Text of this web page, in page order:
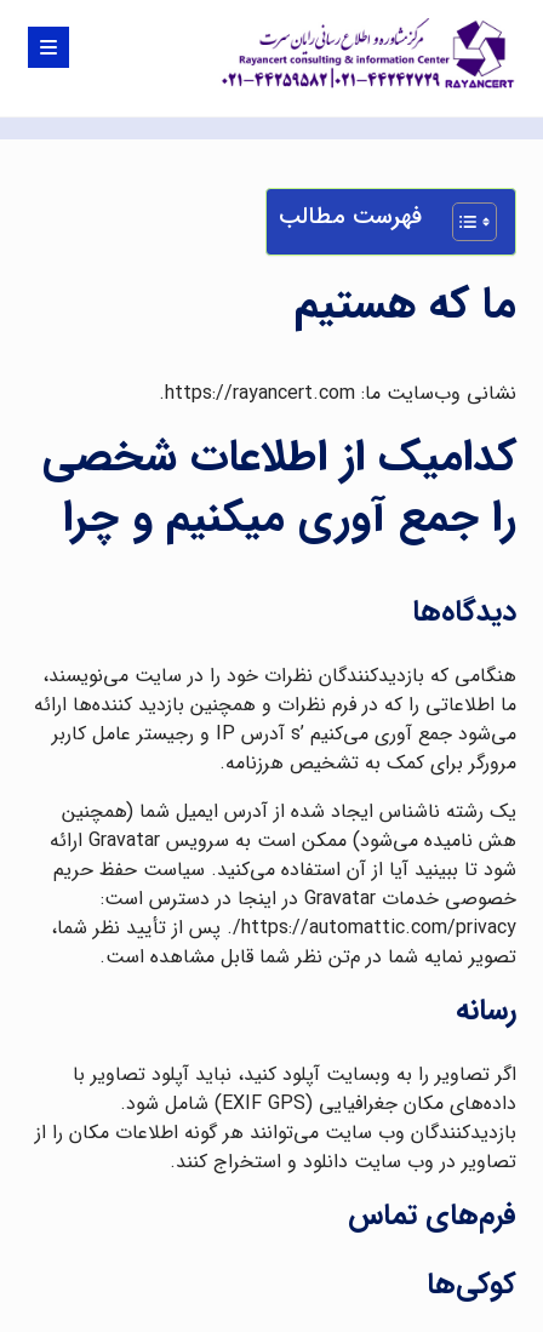
فهرست مطالب
ما که هستیم
نشانی وب‌سایت ما: https://rayancert.com.
کدامیک از اطلاعات شخصی
را جمع آوری میکنیم و چرا
دیدگاه‌ها
هنگامی که بازدیدکنندگان نظرات خود را در سایت می‌نویسند،
ما اطلاعاتی را که در فرم نظرات و همچنین بازدید کننده‌ها ارائه
می‌شود جمع آوری می‌کنیم ’s آدرس IP و رجیستر عامل کاربر
مرورگر برای کمک به تشخیص هرزنامه.
یک رشته ناشناس ایجاد شده از آدرس ایمیل شما (همچنین
هش نامیده می‌شود) ممکن است به سرویس Gravatar ارائه
شود تا ببینید آیا از آن استفاده می‌کنید. سیاست حفظ حریم
خصوصی خدمات Gravatar در اینجا در دسترس است:
https://automattic.com/privacy/. پس از تأیید نظر شما،
تصویر نمایه شما در متن نظر شما قابل مشاهده است.
رسانه
اگر تصاویر را به وبسایت آپلود کنید، نباید آپلود تصاویر با
داده‌های مکان جغرافیایی (EXIF GPS) شامل شود.
بازدیدکنندگان وب سایت می‌توانند هر گونه اطلاعات مکان را از
تصاویر در وب سایت دانلود و استخراج کنند.
فرم‌های تماس
کوکی‌ها